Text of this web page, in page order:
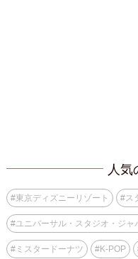
人気
#東京ディズニーリゾート #ス
#ユニバーサル・スタジオ・ジャ
#ミスタードーナツ #K-POP